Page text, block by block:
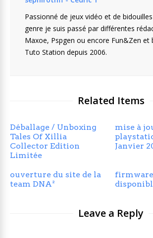
Passionné de jeux vidéo et de
genre je suis passé par différentes
Maxoe, Pspgen ou encore Fun&Zen et
Tuto Station depuis 2006.
Related Items
Déballage / Unboxing
Tales Of Xillia
Collector Edition
Limitée
mise à
Janvier
ouverture du site de la
team DNA²
firmware
Leave a Reply